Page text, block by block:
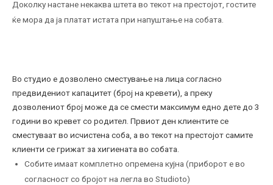
Доколку настане некаква штета во текот на престојот, гостите
ќе мора да ја платат истата при напуштање на собата.
Во студио е дозволено сместување на лица согласно
предвидениот капацитет (број на кревети), a преку
дозволениот број може да се смести максимум едно дете до 3
години во кревет со родител. Првиот ден клиентите се
сместуваат во исчистена соба, а во текот на престојот самите
клиенти се грижат за хигиената во собата.
Собите имаат комплетно опремена кујна (приборот е во
согласност со бројот на легла во Studioto)